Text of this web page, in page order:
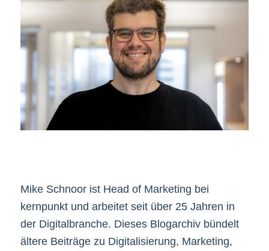
Mike Schnoor ist Head of Marketing bei
kernpunkt und arbeitet seit über 25 Jahren in
der Digitalbranche. Dieses Blogarchiv bündelt
ältere Beiträge zu Digitalisierung, Marketing,